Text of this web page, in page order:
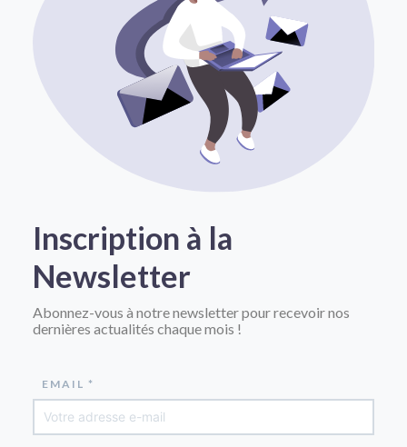
Inscription à la
Newsletter
Abonnez-vous à notre newsletter pour recevoir nos
dernières actualités chaque mois !
EMAIL *